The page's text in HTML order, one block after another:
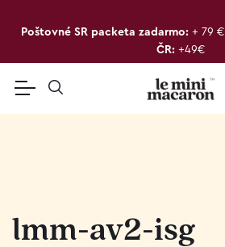
Poštovné SR packeta zadarmo: + 79 €
ČR: +49€
lmm-av2-isg